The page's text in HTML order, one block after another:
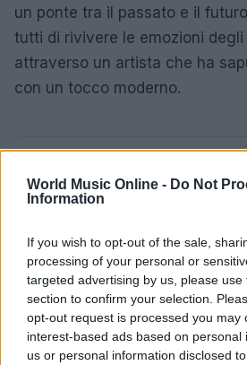
World Music Online - Do Not
Information
If you wish to opt-out of the sale,
processing of your personal or
targeted advertising by us, please
section to confirm your selection.
opt-out request is processed you may
interest-based ads based on personal
us or personal information disclosed
un ponte tra il passato e il
tutti di rivivere le emozioni
attraverso un artista che ha
con un tocco moderno.
Redazione